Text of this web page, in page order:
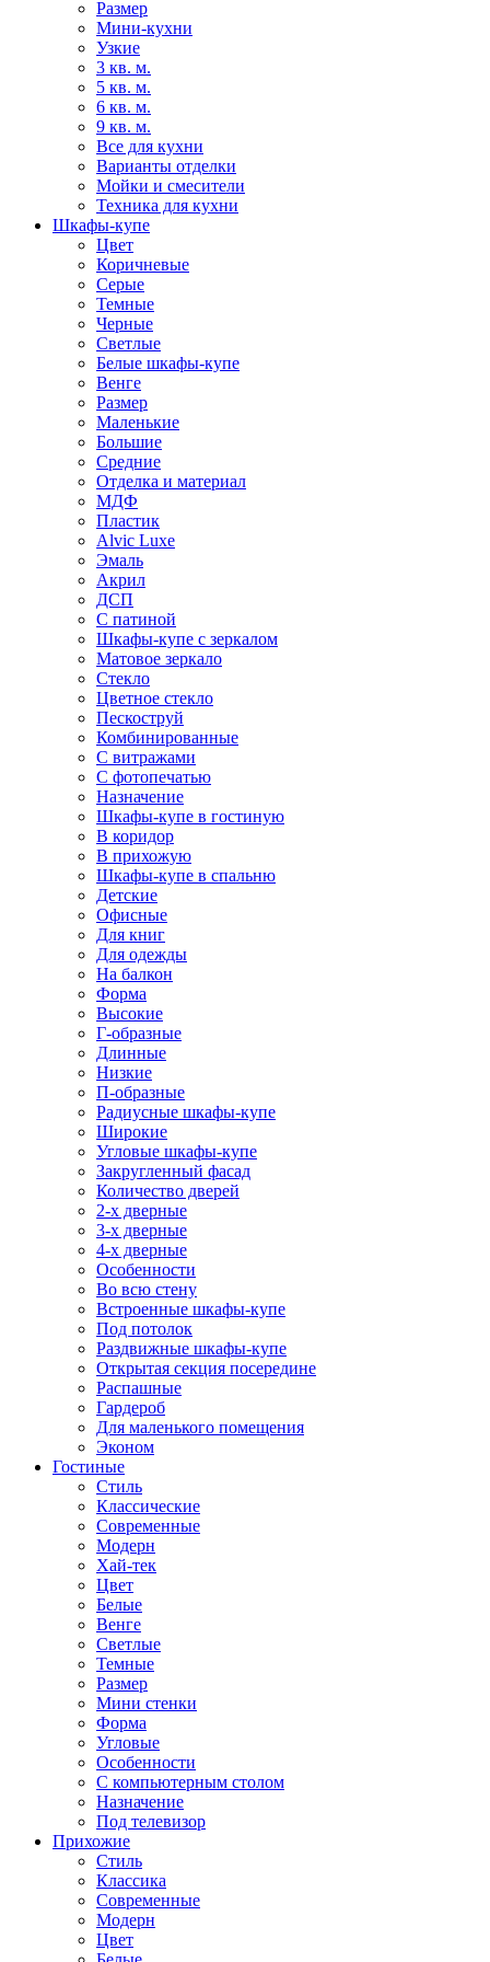
Размер
Мини-кухни
Узкие
3 кв. м.
5 кв. м.
6 кв. м.
9 кв. м.
Все для кухни
Варианты отделки
Мойки и смесители
Техника для кухни
Шкафы-купе
Цвет
Коричневые
Серые
Темные
Черные
Светлые
Белые шкафы-купе
Венге
Размер
Маленькие
Большие
Средние
Отделка и материал
МДФ
Пластик
Alvic Luxe
Эмаль
Акрил
ДСП
С патиной
Шкафы-купе с зеркалом
Матовое зеркало
Стекло
Цветное стекло
Пескоструй
Комбинированные
С витражами
С фотопечатью
Назначение
Шкафы-купе в гостиную
В коридор
В прихожую
Шкафы-купе в спальню
Детские
Офисные
Для книг
Для одежды
На балкон
Форма
Высокие
Г-образные
Длинные
Низкие
П-образные
Радиусные шкафы-купе
Широкие
Угловые шкафы-купе
Закругленный фасад
Количество дверей
2-х дверные
3-х дверные
4-х дверные
Особенности
Во всю стену
Встроенные шкафы-купе
Под потолок
Раздвижные шкафы-купе
Открытая секция посередине
Распашные
Гардероб
Для маленького помещения
Эконом
Гостиные
Стиль
Классические
Современные
Модерн
Хай-тек
Цвет
Белые
Венге
Светлые
Темные
Размер
Мини стенки
Форма
Угловые
Особенности
С компьютерным столом
Назначение
Под телевизор
Прихожие
Стиль
Классика
Современные
Модерн
Цвет